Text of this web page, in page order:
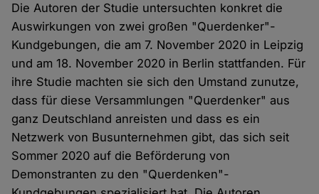
Die Autoren der Studie untersuchten konkret die
Auswirkungen von zwei großen "Querdenker"-
Kundgebungen, die am 7. November 2020 in Leipzig
und am 18. November 2020 in Berlin stattfanden. Für
ihre Studie machten sie sich den Umstand zunutze,
dass für diese Versammlungen "Querdenker" aus
ganz Deutschland anreisten und dass es ein
Netzwerk von Busunternehmen gibt, das sich seit
Sommer 2020 auf die Beförderung von
Demonstranten zu den "Querdenken"-